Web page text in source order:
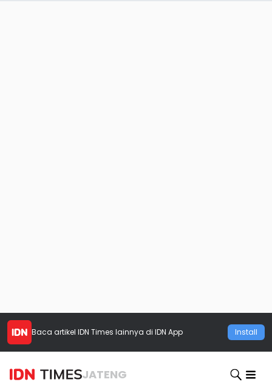
Baca artikel IDN Times lainnya di IDN App Install
JATENG